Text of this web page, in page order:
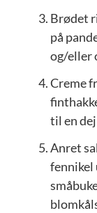
Brødet
på
og/eller
Creme
til en
Anret
fennikel